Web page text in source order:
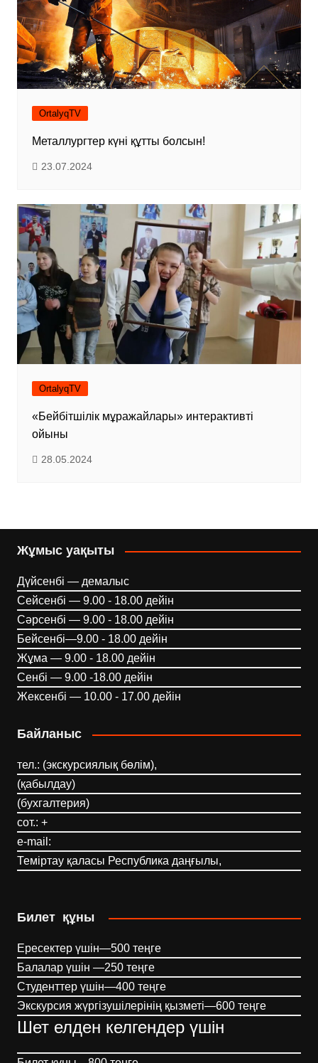
OrtalyqTV
Металлургтер күні құтты болсын!
23.07.2024
OrtalyqTV
«Бейбітшілік мұражайлары» интерактивті
ойыны
28.05.2024
Жұмыс уақыты
Дүйсенбі — демалыс
Сейсенбі — 9.00 - 18.00 дейін
Сәрсенбі — 9.00 - 18.00 дейін
Бейсенбі—9.00 - 18.00 дейін
Жұма — 9.00 - 18.00 дейін
Сенбі — 9.00 -18.00 дейін
Жексенбі — 10.00 - 17.00 дейін
Байланыс
тел.: (экскурсиялық бөлім),
(қабылдау)
(бухгалтерия)
сот.: +
e-mail:
Теміртау қаласы Республика даңғылы,
Билет құны
Ересектер үшін—500 теңге
Балалар үшін —250 теңге
Студенттер үшін—400 теңге
Экскурсия жүргізушілерінің қызметі—600 теңге
Шет елден келгендер үшін